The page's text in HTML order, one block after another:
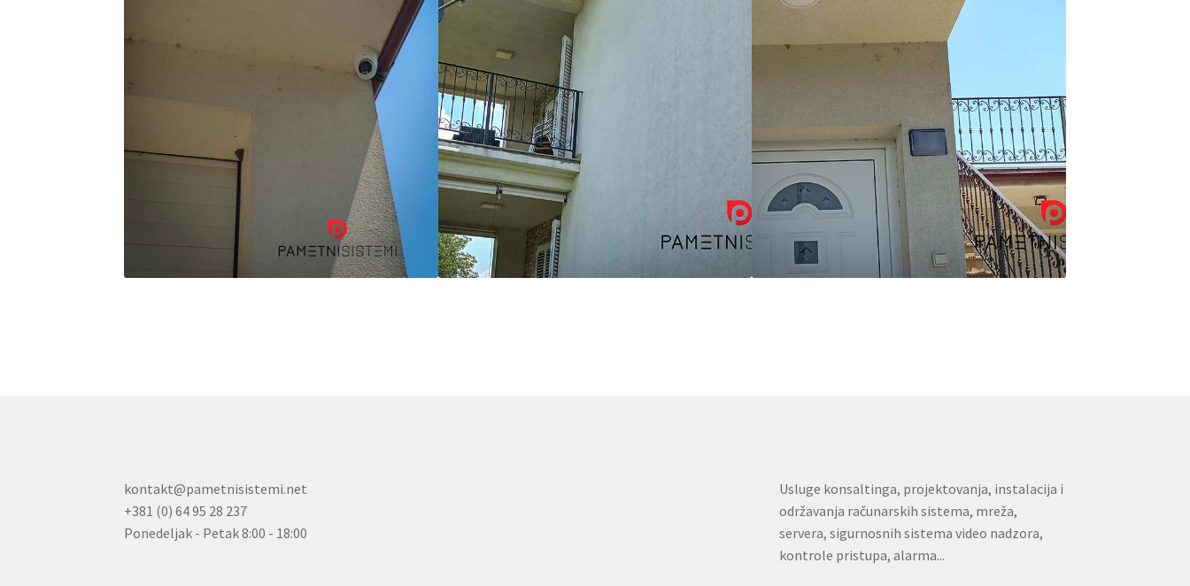
kontakt@pametnisistemi.net
+381 (0) 64 95 28 237
Ponedeljak - Petak 8:00 - 18:00
Usluge konsaltinga, projektovanja, instalacija i
održavanja računarskih sistema, mreža,
servera, sigurnosnih sistema video nadzora,
kontrole pristupa, alarma...